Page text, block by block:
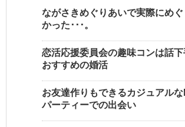
ながさきめぐりあいで実際にめ
かった･･･。
恋活応援委員会の趣味コンは話
おすすめの婚活
お友達作りもできるカジュアル
パーティーでの出会い